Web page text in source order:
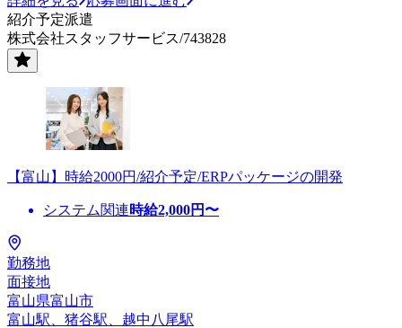
紹介予定派遣
株式会社スタッフサービス/743828
【富山】時給2000円/紹介予定/ERPパッケージの開発
システム関連時給2,000円〜
勤務地
面接地
富山県富山市
富山駅、猪谷駅、越中八尾駅